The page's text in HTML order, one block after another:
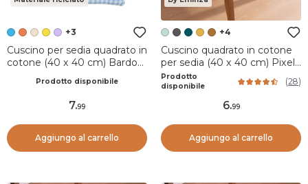
+3
Cuscino per sedia quadrato in
cotone (40 x 40 cm) Bardot
Prodotto disponibile
7.99
Aggiungo al carrello
+4
Cuscino quadrato in cotone
per sedia (40 x 40 cm) Pixel
Verde menta
Prodotto
disponibile
(28)
6.99
Aggiungo al carrello